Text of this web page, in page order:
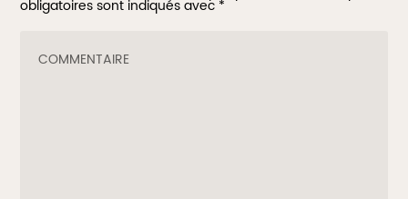
obligatoires sont indiqués avec *